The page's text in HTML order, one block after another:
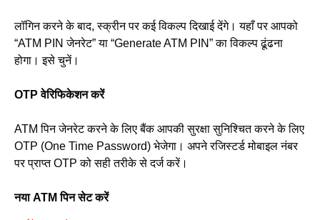
लॉगिन करने के बाद, स्क्रीन पर कई विकल्प दिखाई देंगे। यहाँ पर आपको
“ATM PIN जेनरेट” या “Generate ATM PIN” का विकल्प ढूंढना
होगा। इसे चुनें।
OTP वेरिफिकेशन करें
ATM पिन जेनरेट करने के लिए बैंक आपकी सुरक्षा सुनिश्चित करने के लिए
OTP (One Time Password) भेजेगा। अपने रजिस्टर्ड मोबाइल नंबर
पर प्राप्त OTP को सही तरीके से दर्ज करें।
नया ATM पिन सेट करें